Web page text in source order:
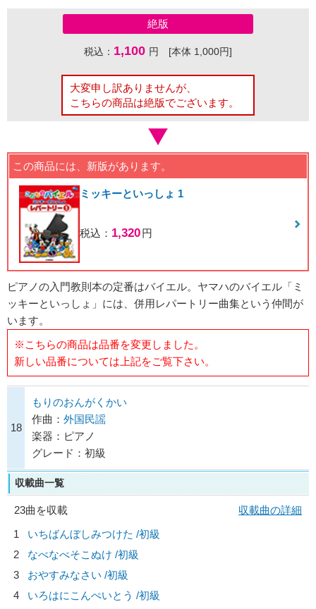
絶版
税込： 1,100 円 [本体 1,000円]
大変申し訳ありませんが、
こちらの商品は絶版でございます。
この商品には、新版があります。
ミッキーといっしょ 1
税込： 1,320円
ピアノの入門教則本の定番はバイエル。ヤマハのバイエル「ミ
ッキーといっしょ」には、併用レパートリー曲集という仲間が
います。
※こちらの商品は品番を変更しました。
新しい品番については上記をご覧下さい。
18
もりのおんがくかい
作曲： 外国民謡
楽器：ピアノ
グレード：初級
収載曲一覧
23曲を収載
収載曲の詳細
1
いちばんぼしみつけた /初級
2
なべなべそこぬけ /初級
3
おやすみなさい /初級
4
いろはにこんぺいとう /初級